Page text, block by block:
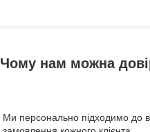
Чому нам можна
Ми персонально підходимо до